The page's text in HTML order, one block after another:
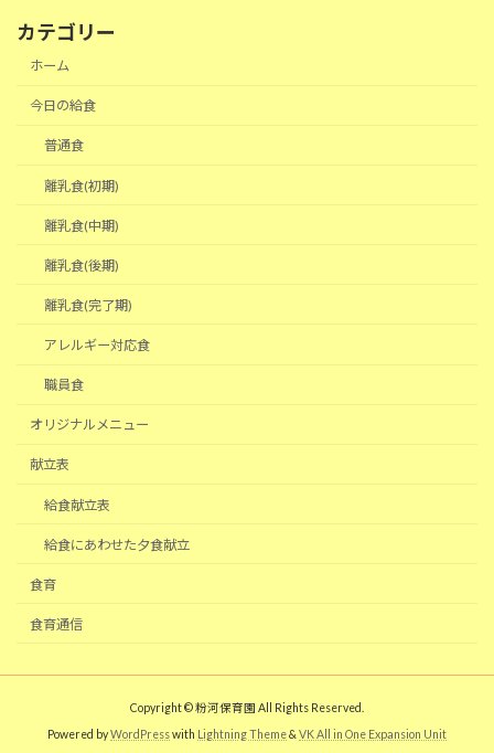
カテゴリー
ホーム
今日の給食
普通食
離乳食(初期)
離乳食(中期)
離乳食(後期)
離乳食(完了期)
アレルギー対応食
職員食
オリジナルメニュー
献立表
給食献立表
給食にあわせた夕食献立
食育
食育通信
Copyright © 粉河保育園 All Rights Reserved.
Powered byWordPresswith Lightning Theme&VK All in One Expansion Unit